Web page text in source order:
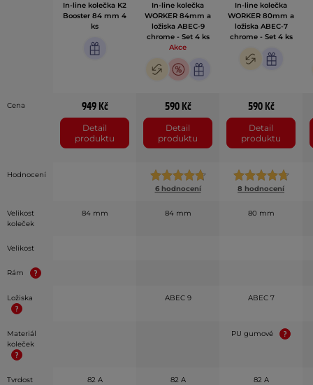
In-line kolečka K2
Booster 84 mm 4
ks
In-line kolečka
WORKER 84mm a
ložiska ABEC-9
chrome - Set 4 ks
Akce
In-line kolečka
WORKER 80mm a
ložiska ABEC-7
chrome - Set 4 ks
Cena 949 Kč
Detail
produktu
590 Kč
Detail
produktu
590 Kč
Detail
produktu
Hodnocení
6 hodnocení
8 hodnocení
Velikost
koleček
84 mm 84 mm 80 mm
Velikost
Rám
Ložiska ABEC 9 ABEC 7
Materiál
koleček
PU gumové
Tvrdost
82 A 82 A 82 A